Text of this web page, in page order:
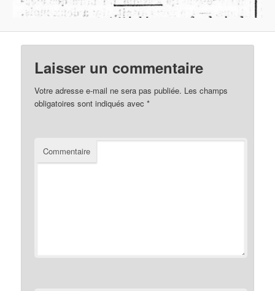
Laisser un commentaire
Votre adresse e-mail ne sera pas publiée. Les champs
obligatoires sont indiqués avec*
Commentaire